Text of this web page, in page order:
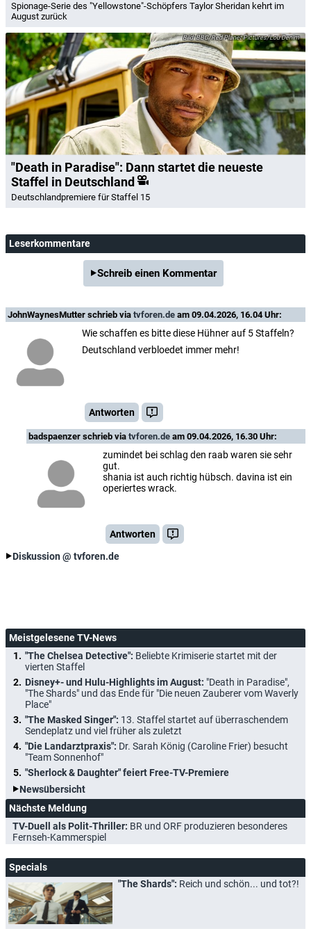
Spionage-Serie des "Yellowstone"-Schöpfers Taylor Sheridan kehrt im
August zurück
BBC/Red Planet Pictures/Lou Denim
"Death in Paradise": Dann startet die neueste
Staffel in Deutschland
Deutschlandpremiere für Staffel 15
Leserkommentare
Schreib einen Kommentar
JohnWaynesMutter schrieb via tvforen.de am 09.04.2026, 16.04 Uhr:
Wie schaffen es bitte diese Hühner auf 5 Staffeln?
Deutschland verbloedet immer mehr!
Antworten
badspaenzer schrieb via tvforen.de am 09.04.2026, 16.30 Uhr:
zumindet bei schlag den raab waren sie sehr
gut.
shania ist auch richtig hübsch. davina ist ein
operiertes wrack.
Antworten
Diskussion @ tvforen.de
Meistgelesene TV-News
"The Chelsea Detective": Beliebte Krimiserie startet mit der
vierten Staffel
Disney+- und Hulu-Highlights im August: "Death in Paradise",
"The Shards" und das Ende für "Die neuen Zauberer vom Waverly
Place"
"The Masked Singer": 13. Staffel startet auf überraschendem
Sendeplatz und viel früher als zuletzt
"Die Landarztpraxis": Dr. Sarah König (Caroline Frier) besucht
"Team Sonnenhof"
"Sherlock & Daughter" feiert Free-TV-Premiere
Newsübersicht
Nächste Meldung
TV-Duell als Polit-Thriller: BR und ORF produzieren besonderes
Fernseh-Kammerspiel
Specials
"The Shards": Reich und schön... und tot?!